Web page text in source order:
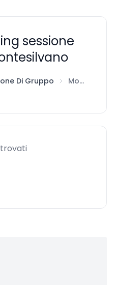
sessione
Di Gruppo Montesilvano
trovati